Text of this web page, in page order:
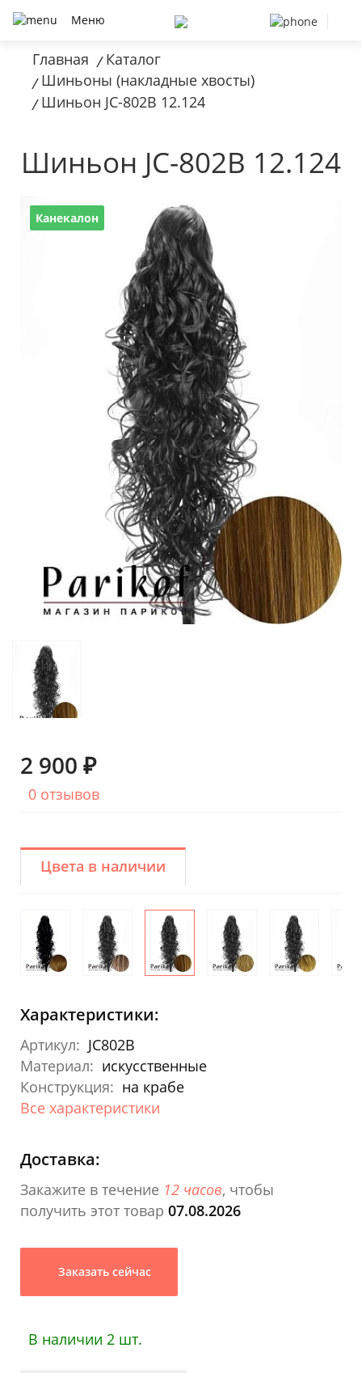
Меню
Главная / Каталог
/ Шиньоны (накладные хвосты)
/ Шиньон JC-802B 12.124
Шиньон JC-802B 12.124
Канекалон
2 900 ₽
0 отзывов
Цвета в наличии
Характеристики:
Артикул: JC802B
Материал: искусственные
Конструкция: на крабе
Все характеристики
Доставка:
Закажите в течение 12 часов, чтобы
получить этот товар 07.08.2026
Заказать сейчас
В наличии 2 шт.